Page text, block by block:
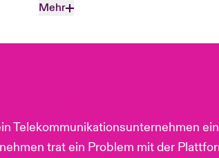
Mehr
Telekommunikationsunternehmen
trat ein Problem mit der